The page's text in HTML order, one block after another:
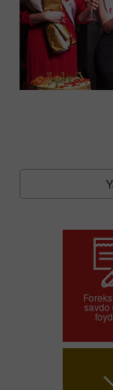
savdo